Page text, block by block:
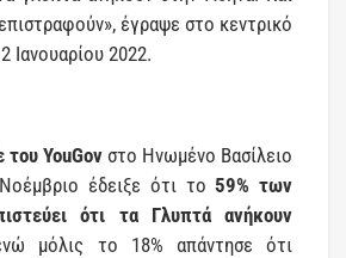
έγραψε στο κεντρικό
Ιανουαρίου 2022.
YouGov στο Ηνωμένο Βασίλειο
έδειξε ότι το59% των
ότι τα Γλυπτά ανήκουν
μόλις το 18% απάντησε ότι